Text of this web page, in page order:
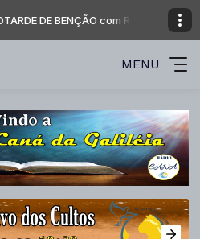
DE BENÇÃO com RAFAEL
MENU